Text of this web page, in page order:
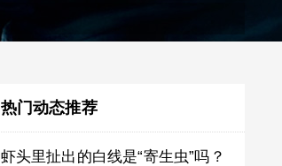
热门动态推荐
虾头里扯出的白线是“寄生虫”吗？